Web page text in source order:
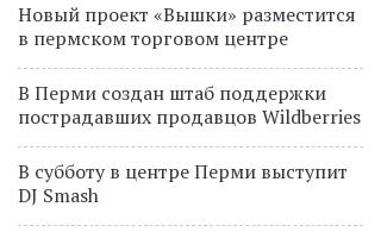
Новый проект «Вышки» разместится
в пермском торговом центре
В Перми создан штаб поддержки
пострадавших продавцов Wildberries
В субботу в центре Перми выступит
DJ Smash